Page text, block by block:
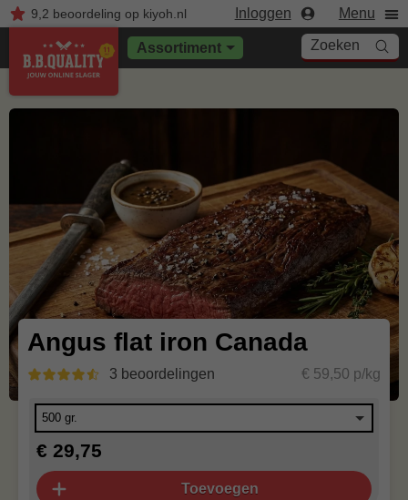
9,2 beoordelingop kiyoh.nl Inloggen Menu
Assortiment Zoeken
Angus flat iron Canada
3 beoordelingen € 59,50 p/kg
€ 29,75
Toevoegen